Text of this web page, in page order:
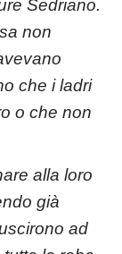
Sedriano.
non
che i ladri
o che non
alla loro
già
ad